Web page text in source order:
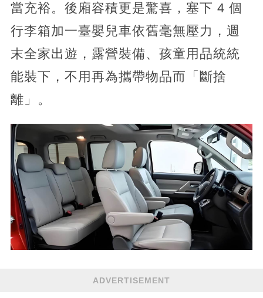
當充裕。後廂容積更是驚喜，塞下 4 個
行李箱加一臺嬰兒車依舊毫無壓力，週
末全家出遊，露營裝備、孩童用品統統
能裝下，不用再為攜帶物品而「斷捨
離」。
ADVERTISEMENT